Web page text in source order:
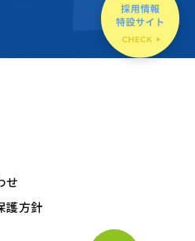
せ
護方針